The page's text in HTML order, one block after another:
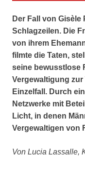
Der Fall von
Schlagzeilen. Die
von ihrem
filmte die Taten,
seine bewusstlose
Vergewaltigung
Einzelfall. Durch
Netzwerke mit
Licht, in denen
Vergewaltigen von
Von Lucia Lassalle,